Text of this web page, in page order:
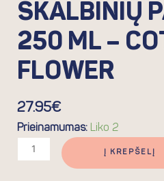
SKALBINIŲ
250 ML –
FLOWER
27.95€
Prieinamumas: Liko 2
Į KREPŠELĮ